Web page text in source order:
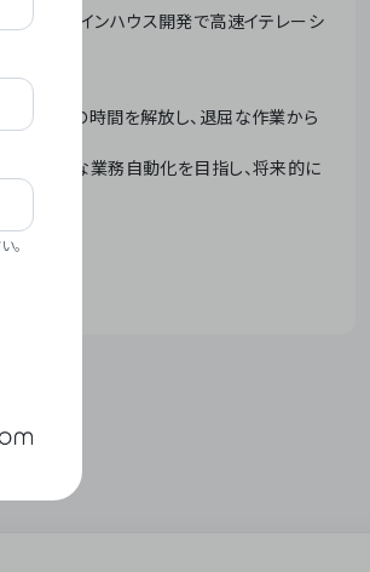
で完結。インハウス開発で高速イテレーシ
で人々の時間を解放し、退屈な作業から
世界的な業務自動化を目指し、将来的に
。